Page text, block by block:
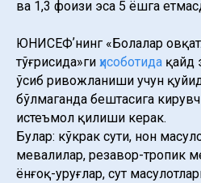
ва 1,3 фоизи эса 5 ёшга
ЮНИСЕФʼнинг «Болалар
тўғрисида»ги ҳисоботида қайд
ўсиб ривожланиши учун
бўлмаганда бештасига
истеъмол қилиши керак.
Булар: кўкрак сути, нон
мевалилар, резавор-тропик
ёнғоқ-уруғлар, cут